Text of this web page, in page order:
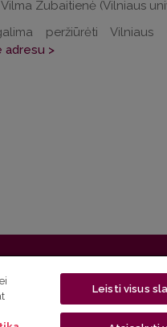
Zubaitienė (Vilniaus
peržiūrėti
adresu >
Vilnius
| El. paštas
Leisti visus